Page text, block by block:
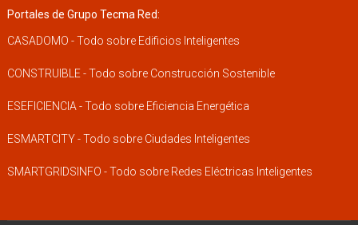
Portales de Grupo Tecma Red:
CASADOMO - Todo sobre Edificios Inteligentes
CONSTRUIBLE - Todo sobre Construcción Sostenible
ESEFICIENCIA - Todo sobre Eficiencia Energética
ESMARTCITY - Todo sobre Ciudades Inteligentes
SMARTGRIDSINFO - Todo sobre Redes Eléctricas Inteligentes